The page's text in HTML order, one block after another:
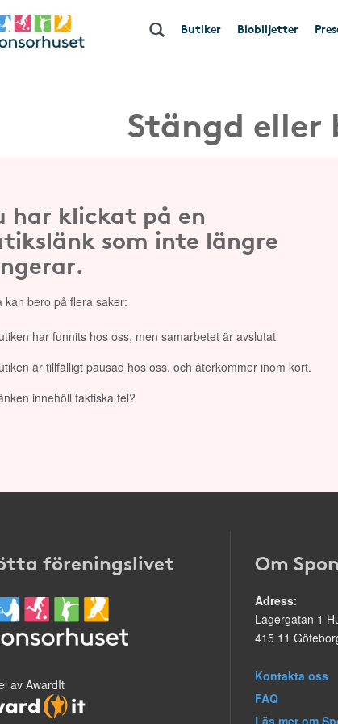
Butiker Biobiljetter
Stängd
har klickat på en
som inte längre
kan bero på flera saker:
har funnits hos oss, men samarbetet är avslutat
är tillfälligt pausad hos oss, och återkommer inom kort.
innehöll faktiska fel?
föreningslivet
av AwardIt
Om
Adress:
Lagergatan 1
415 11
Kontakta oss
FAQ
Läs mer om